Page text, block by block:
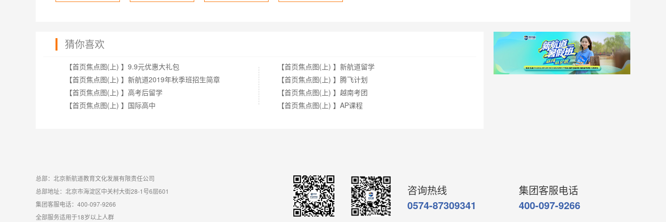
猜你喜欢
【首页焦点图(上) 】9.9元优惠大礼包
【首页焦点图(上) 】新航道2019年秋季班招生简章
【首页焦点图(上) 】高考后留学
【首页焦点图(上) 】国际高中
【首页焦点图(上) 】新航道留学
【首页焦点图(上) 】腾飞计划
【首页焦点图(上) 】越南考团
【首页焦点图(上) 】AP课程
总部：北京新航道教育文化发展有限责任公司
总部地址：北京市海淀区中关村大街28-1号6层601
集团客服电话：400-097-9266
全部服务适用于18岁以上人群
咨询热线
0574-87309341
集团客服电话
400-097-9266